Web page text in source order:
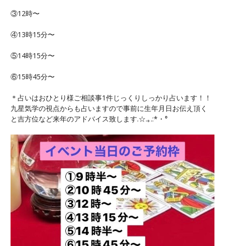
③12時〜
④13時15分〜
⑤14時15分〜
⑥15時45分〜
＊占いはおひとり様ご相談事1件じっくりしっかり占います！！
九星気学の視点からも占いますので事前に生年月日お伝え頂く
と吉方位など来年のアドバイス致します.☆.｡.:*・°